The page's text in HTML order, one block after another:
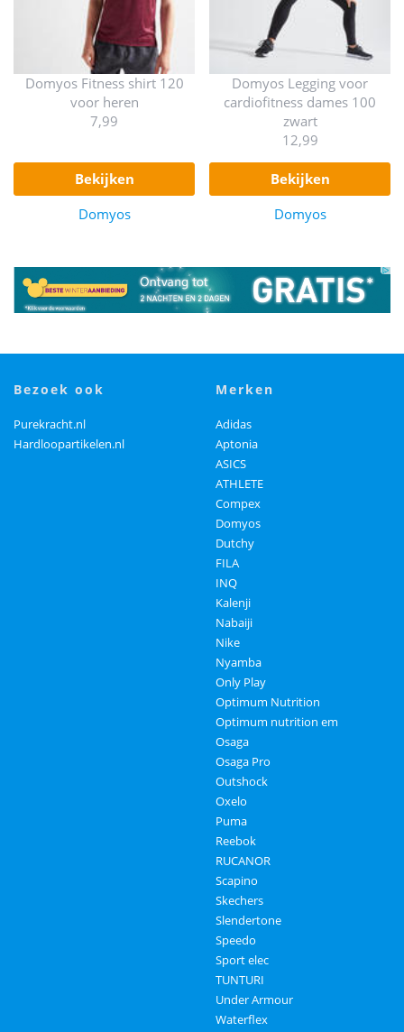
Domyos Fitness shirt 120
voor heren
7,99
bekijken
Domyos
Domyos Legging voor
cardiofitness dames 100
zwart
12,99
bekijken
Domyos
bezoek ook
Purekracht.nl
Hardloopartikelen.nl
merken
Adidas
Aptonia
ASICS
ATHLETE
Compex
Domyos
Dutchy
FILA
INQ
Kalenji
Nabaiji
Nike
Nyamba
Only Play
Optimum Nutrition
Optimum nutrition em
Osaga
Osaga Pro
Outshock
Oxelo
Puma
Reebok
RUCANOR
Scapino
Skechers
Slendertone
Speedo
Sport elec
TUNTURI
Under Armour
Waterflex